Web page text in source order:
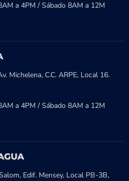
a 4PM / Sábado 8AM a 12M
Michelena, C.C. ARPE, Local 16.
a 4PM / Sábado 8AM a 12M
Edif. Mensey, Local PB-3B,